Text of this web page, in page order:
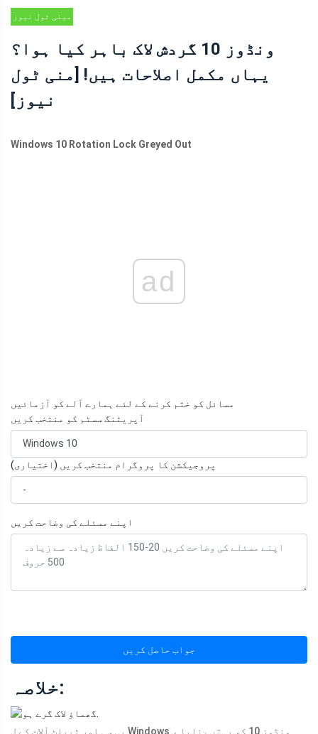
مینی ٹول نیوز
ونڈوز 10 گردش لاک باہر کیا ہوا؟
یہاں مکمل اصلاحات ہیں! [منی ٹول
نیوز]
Windows 10 Rotation Lock Greyed Out
ad
مسائل کو ختم کرنے کے لئے ہمارے آلے کو آزمائیں
آپریٹنگ سسٹم کو منتخب کریں
پروجیکشن کا پروگرام منتخب کریں (اختیاری)
اپنے مسئلے کی وضاحت کریں
جواب حاصل کریں
خلاصہ:
پی سی اور ٹیبلٹ آلات کے ل Windows ، ونڈوز 10 کو بہتر بنایا